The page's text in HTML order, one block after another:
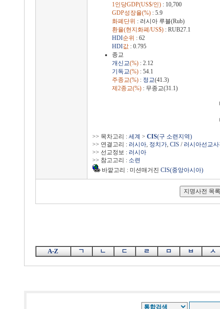
1인당GDP(US$/인): 10,700
GDP성장율(%): 5.9
화폐단위 : 러시아 루블(Rub)
환율(현지화폐/US$): RUB27.1
HDI순위 : 62
HDI값: 0.795
종교
개신교(%): 2.12
기독교(%): 54.1
주종교(%): 정교(41.3)
제2종교(%): 무종교(31.1)
>> 목차고리 : 세계 > CIS(구 소련지역)
>> 연결고리 : 러시아, 정치가, CIS / 러시아선교사
>> 선교정보 : 러시아
>> 참고고리 : 소련
바깥고리 : 미션매거진 CIS(중앙아시아)
A-Z ㄱ ㄴ ㄷ ㄹ ㅁ ㅂ ㅅ